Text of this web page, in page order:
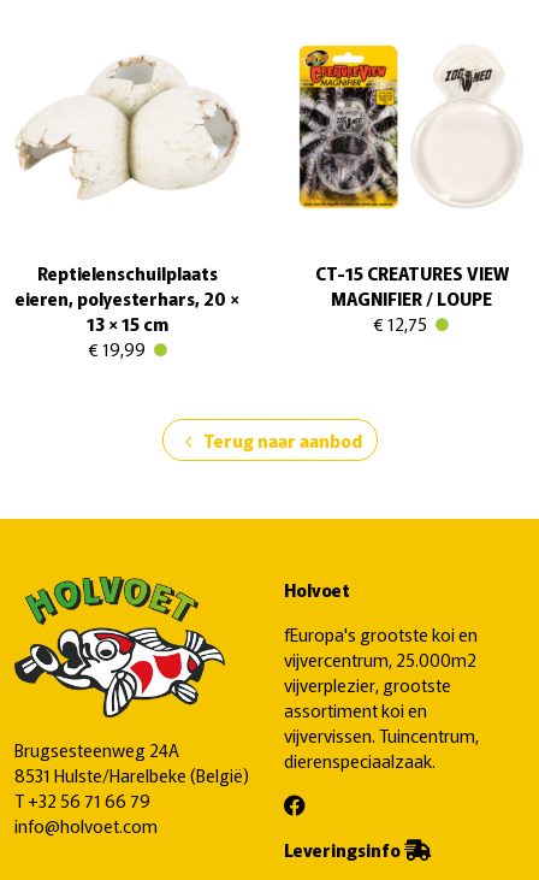
Reptielenschuilplaats
eieren, polyesterhars, 20 ×
13 × 15 cm
€ 19,99
CT-15 CREATURES VIEW
MAGNIFIER / LOUPE
€ 12,75
chevron_left Terug naar aanbod
Brugsesteenweg 24A
8531 Hulste/Harelbeke (België)
T+32 56 71 66 79
info@holvoet.com
Holvoet
fEuropa's grootste koi en
vijvercentrum, 25.000m2
vijverplezier, grootste
assortiment koi en
vijvervissen. Tuincentrum,
dierenspeciaalzaak.
Leveringsinfo